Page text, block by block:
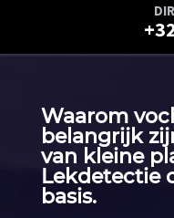
Waarom
belangrijk
van kleine
Lekdetectie
basis.